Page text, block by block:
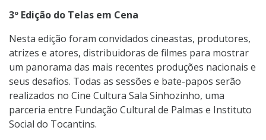
3º Edição do Telas em Cena
Nesta edição foram convidados cineastas, produtores,
atrizes e atores, distribuidoras de filmes para mostrar
um panorama das mais recentes produções nacionais e
seus desafios. Todas as sessões e bate-papos serão
realizados no Cine Cultura Sala Sinhozinho, uma
parceria entre Fundação Cultural de Palmas e Instituto
Social do Tocantins.